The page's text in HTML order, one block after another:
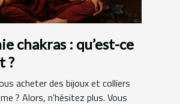
chakras : qu’est-ce
?
acheter des bijoux et colliers
? Alors, n’hésitez plus. Vous